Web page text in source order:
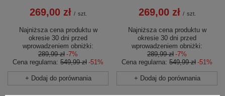
269,00 zł / szt.
Najniższa cena produktu w
okresie 30 dni przed
wprowadzeniem obniżki:
289,99 zł -7%
Cena regularna: 549,99 zł -51%
+ Dodaj do porównania
269,00 zł / szt.
Najniższa cena produktu w
okresie 30 dni przed
wprowadzeniem obniżki:
289,99 zł -7%
Cena regularna: 549,99 zł -51%
+ Dodaj do porównania